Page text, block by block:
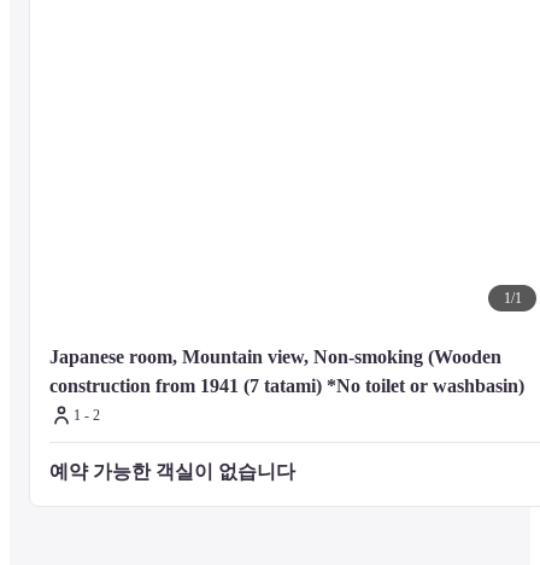
1/1
Japanese room, Mountain view, Non-smoking (Wooden
construction from 1941 (7 tatami) *No toilet or washbasin)
1 - 2
예약 가능한 객실이 없습니다